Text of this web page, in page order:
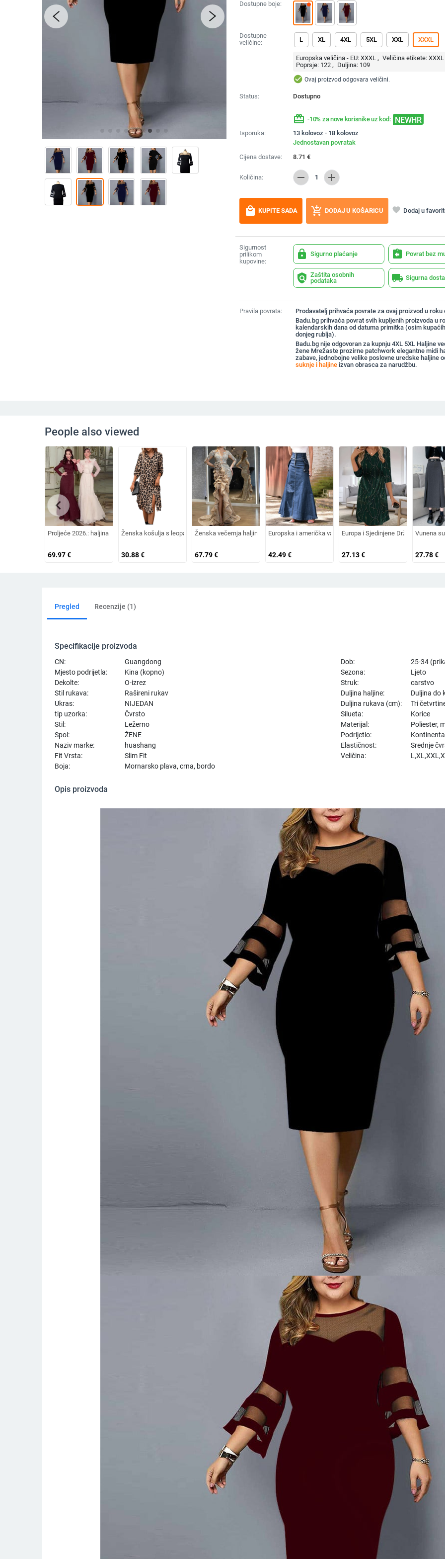
Dostupne boje:
Dostupne
veličine:
L XL 4XL 5XL XXL XXXL
Europska veličina - EU: XXXL Veličina etikete: XXXL
Poprsje: 122 Duljina: 109
check_circle Ovaj proizvod odgovara veličini.
Status: Dostupno
redeem -10% za nove korisnike uz kod: NEWHR
Isporuka:
13 kolovoz - 18 kolovoz
Jednostavan povratak
Cijena dostave:
8.71 €
Količina: remove 1 add
local_mall KUPITE SADA add_shopping_cart DODAJ U KOŠARICU favorite Dodaj u
Sigurnost
prilikom
kupovine:
lock Sigurno plaćanje assignment_return Povrat bez
policy Zaštita osobnih
podataka
local_shipping Sigurna
Pravila povrata:
Prodavatelj prihvaća povrate za ovaj proizvod u roku
Badu.bg prihvaća povrat svih kupljenih proizvoda u
kalendarskih dana od datuma primitka (osim
donjeg rublja).
Badu.bg nije odgovoran za kupnju 4XL 5XL Haljine
žene Mrežaste prozirne patchwork elegantne midi
zabave, jednobojne velike poslovne uredske haljine
suknje i haljineizvan obrasca za narudžbu.
People also viewed
Proljeće 2026.: haljina s franuskog stila s vezanjem na vratu, dugi rukavi, suženi struk, duga suknja
69.97€
Ženska košulja s leopard printom, europska i američka vanjska trgovina, tkana haljina s rukavima i sedam točaka,
30.88€
Ženska večernja haljina s dugim rukavima, visokim strukom, duga suknja, metalni sprej
67.79€
Europska i američka vanjska trgovina ženska suknja Amazon
42.49€
Europa i Sjedinjene Države
27.13€
Vunena
27.78€
chevron_left
Pregled Recenzije (1)
Specifikacije proizvoda
CN: Guangdong Dob:
25-34
Mjesto podrijetla:
Kina (kopno) Sezona:
Ljeto
Dekolte:
O-izrez Struk:
carstvo
Stil rukava:
Rašireni rukav Duljina haljine:
Duljina do
Ukras:
NIJEDAN Duljina rukava (cm):
Tri
tip uzorka:
Čvrsto Silueta:
Korice
Stil:
Ležerno Materijal:
Poliester,
Spol:
ŽENE Podrijetlo:
Naziv marke:
huashang Elastičnost:
Srednje
Fit Vrsta:
Slim Fit Veličina:
Boja:
Mornarsko plava, crna, bordo
Opis proizvoda